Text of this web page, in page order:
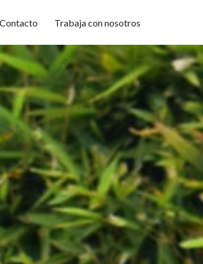
Contacto Trabaja con nosotros